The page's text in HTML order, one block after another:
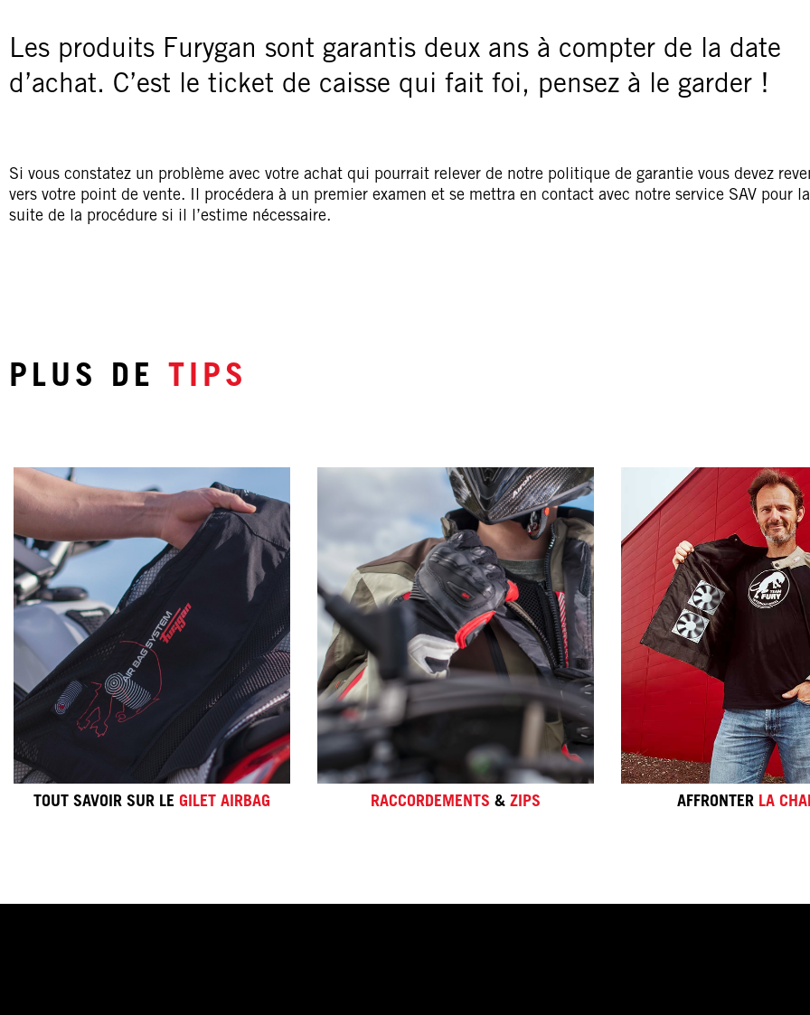
Les produits Furygan sont garantis deux ans à compter de la date
d’achat. C’est le ticket de caisse qui fait foi, pensez à le garder !
Si vous constatez un problème avec votre achat qui pourrait relever de notre politique de garantie vous devez
vers votre point de vente. Il procédera à un premier examen et se mettra en contact avec notre service SAV pour la
suite de la procédure si il l’estime nécessaire.
PLUS DE TIPS
TOUT SAVOIR SUR LE GILET AIRBAG
3 TIPS
- Blousons & pantalons
- Rétrocompatibilité
- Le cas de l'airbag
EN SAVOIR PLUS
RACCORDEMENTS & ZIPS
2 TIPS
- Le cahier des charges d'un bon vêtement
d'été.
- Ventilation et polyvalence.
EN SAVOIR PLUS
AFFRONTER LA
5 TIPS
- Comment
étanche.
- Cuir =
- Les différents types
- Comment entretenir
- Améliorer
EN SAVOIR